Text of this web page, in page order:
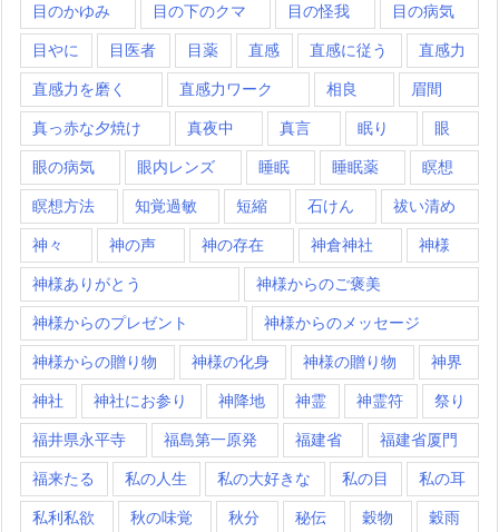
目のかゆみ 目の下のクマ 目の怪我 目の病気
目やに 目医者 目薬 直感 直感に従う 直感力
直感力を磨く 直感力ワーク 相良 眉間
真っ赤な夕焼け 真夜中 真言 眠り 眼
眼の病気 眼内レンズ 睡眠 睡眠薬 瞑想
瞑想方法 知覚過敏 短縮 石けん 祓い清め
神々 神の声 神の存在 神倉神社 神様
神様ありがとう 神様からのご褒美
神様からのプレゼント 神様からのメッセージ
神様からの贈り物 神様の化身 神様の贈り物 神界
神社 神社にお参り 神降地 神霊 神霊符 祭り
福井県永平寺 福島第一原発 福建省 福建省厦門
福来たる 私の人生 私の大好きな 私の目 私の耳
私利私欲 秋の味覚 秋分 秘伝 穀物 穀雨